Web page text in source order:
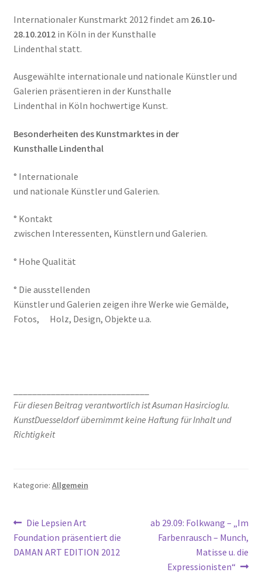
Internationaler Kunstmarkt 2012 findet am 26.10-
28.10.2012 in Köln in der Kunsthalle
Lindenthal statt.
Ausgewählte internationale und nationale Künstler und
Galerien präsentieren in der Kunsthalle
Lindenthal in Köln hochwertige Kunst.
Besonderheiten des Kunstmarktes in der
Kunsthalle Lindenthal
° Internationale
und nationale Künstler und Galerien.
° Kontakt
zwischen Interessenten, Künstlern und Galerien.
° Hohe Qualität
° Die ausstellenden
Künstler und Galerien zeigen ihre Werke wie Gemälde,
Fotos, Holz, Design, Objekte u.a.
Für diesen Beitrag verantwortlich ist Asuman Hasircioglu.
KunstDuesseldorf übernimmt keine Haftung für Inhalt und
Richtigkeit
Kategorie: Allgemein
Beitragsnavigation
Vorheriger
Beitrag:
Die Lepsien Art
Foundation präsentiert die
DAMAN ART EDITION 2012
Nächster
Beitrag:
ab 29.09: Folkwang – „Im
Farbenrausch – Munch,
Matisse u. die
Expressionisten“